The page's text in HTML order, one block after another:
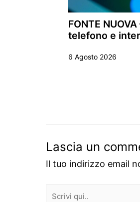
FONTE
telefono e
6 Agosto 2026
Lascia un
Il tuo indirizzo email
Scrivi